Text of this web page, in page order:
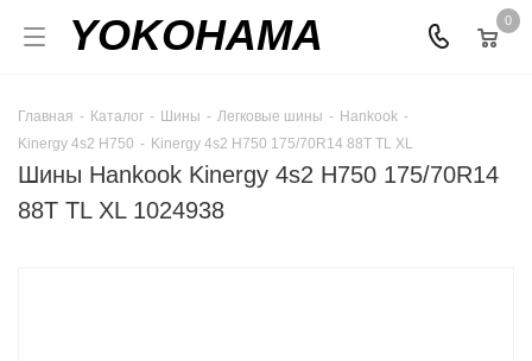
YOKOHAMA 0
Главная - Каталог - Шины - Легковые шины - Hankook -
Kinergy 4s2 H750 - Kinergy 4s2 H750 175/70R14 88T TL XL
Шины Hankook Kinergy 4s2 H750 175/70R14
88T TL XL 1024938